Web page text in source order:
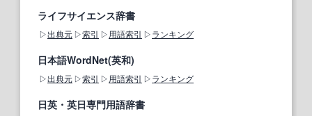
ライフサイエンス辞書
出典元 索引 用語索引 ランキング
日本語WordNet(英和)
出典元 索引 用語索引 ランキング
日英・英日専門用語辞書